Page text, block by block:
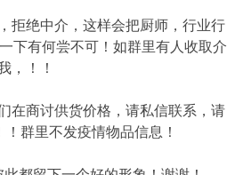
拒绝中介，这样会把厨师，行业行
下有何尝不可！如群里有人收取介
，！！
在商讨供货价格，请私信联系，请
群里不发疫情物品信息！